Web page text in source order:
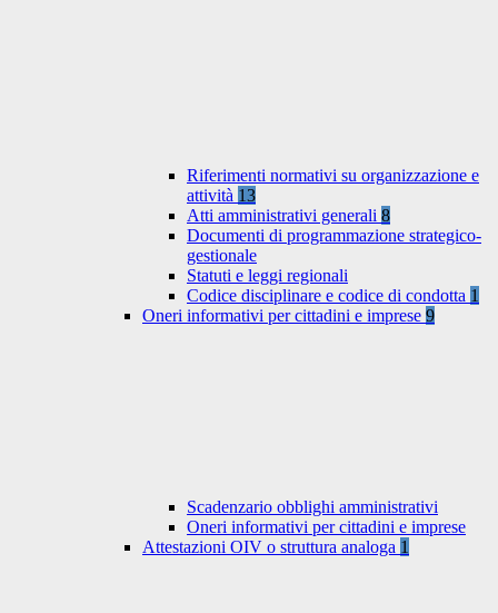
Riferimenti normativi su organizzazione e
attività 13
Atti amministrativi generali 8
Documenti di programmazione strategico-
gestionale
Statuti e leggi regionali
Codice disciplinare e codice di condotta 1
Oneri informativi per cittadini e imprese 9
Scadenzario obblighi amministrativi
Oneri informativi per cittadini e imprese
Attestazioni OIV o struttura analoga 1